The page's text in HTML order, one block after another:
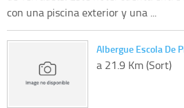
con una piscina exterior y una ...
Albergue Escola De
a 21.9 Km (Sort)